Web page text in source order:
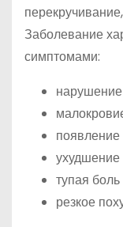
Заболевание
симптомами:
появление
ухудшение
тупая
резкое